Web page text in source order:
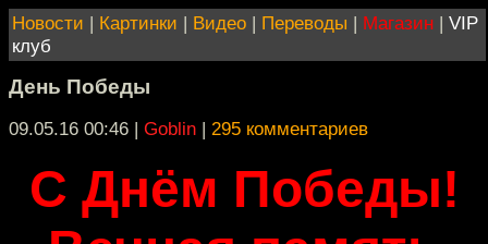
Новости | Картинки | Видео | Переводы | Магазин | VIP
клуб
День Победы
09.05.16 00:46 | Goblin | 295 комментариев
С Днём Победы!